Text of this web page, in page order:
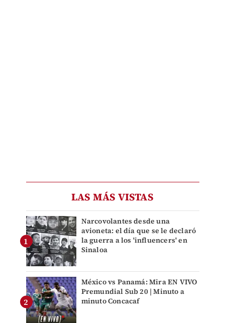
LAS MÁS VISTAS
Narcovolantes desde una
avioneta: el día que se le declaró
la guerra a los 'influencers' en
Sinaloa
México vs Panamá: Mira EN VIVO
Premundial Sub 20 | Minuto a
minuto Concacaf